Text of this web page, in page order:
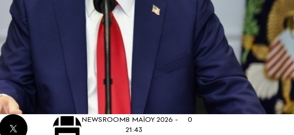
NEWSROOM8 ΜΑΪΟΥ 2026 -
21:43
0